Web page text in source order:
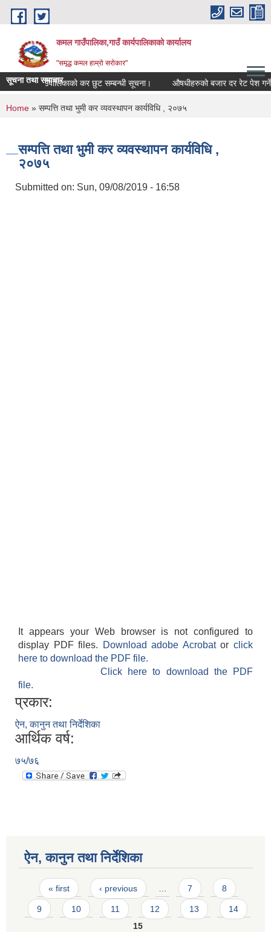
Skip to main content
कमल गाउँपालिका,गाउँ कार्यपालिकाको कार्यालय
"समृद्ध कमल हाम्रो सरोकार"
सूचना तथा समाचार
कमल गाउँपालिकाको कर छुट सम्बन्धी सूचना। औषधीहरुको बजार दर रेट पेश गर्ने
You are here
Home » सम्पत्ति तथा भुमी कर व्यवस्थापन कार्यविधि , २०७५
सम्पत्ति तथा भुमी कर व्यवस्थापन कार्यविधि ,
२०७५
Submitted on: Sun, 09/08/2019 - 16:58
It appears your Web browser is not configured to
display PDF files.
Download adobe Acrobatorclick
here to download the PDF file.
Click here to download the PDF
file.
प्रकार:
ऐन, कानुन तथा निर्देशिका
आर्थिक वर्ष:
७५/७६
ऐन, कानुन तथा निर्देशिका
Pages
« first ‹ previous … 7 8
9 10 11 12 13
14
15